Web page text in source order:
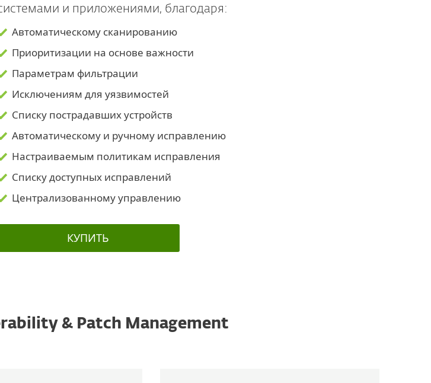
и приложениями, благодаря:
Автоматическому сканированию
Приоритизации на основе важности
Параметрам фильтрации
Исключениям для уязвимостей
Списку пострадавших устройств
Автоматическому и ручному исправлению
Настраиваемым политикам исправления
Списку доступных исправлений
Централизованному управлению
КУПИТЬ
& Patch Management